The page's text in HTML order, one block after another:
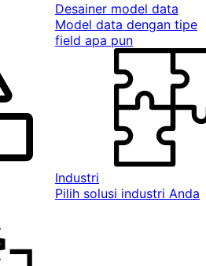
Desainer model data
Model data dengan tipe
field apa pun
Industri
Pilih solusi industri Anda